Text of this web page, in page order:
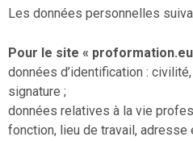
Les données personnelles
Pour le site « proformation.eu
données d’identification :
signature ;
données relatives à la vie
fonction, lieu de travail, adresse